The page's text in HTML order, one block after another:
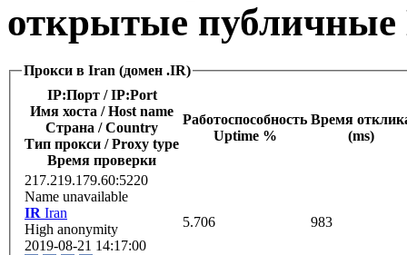
открытые публичные
Прокси в Iran (домен .IR)
IP:Порт / IP:Port
Имя хоста / Host name
Страна / Сountry
Тип прокси / Proxy type
Время проверки
Работоспособность
Uptime %
Время
(ms)
217.219.179.60:5220
Name unavailable
IR Iran
High anonymity
2019-08-21 14:17:00
5.706 983